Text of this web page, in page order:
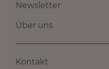
Newsletter
Über uns
Kontakt